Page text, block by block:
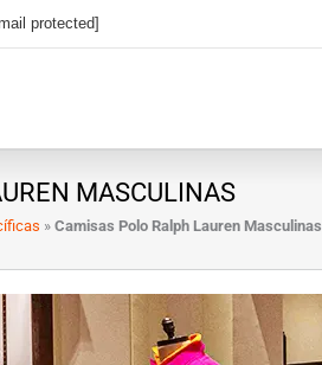
protected]
MASCULINAS
» Camisas Polo Ralph Lauren Masculinas